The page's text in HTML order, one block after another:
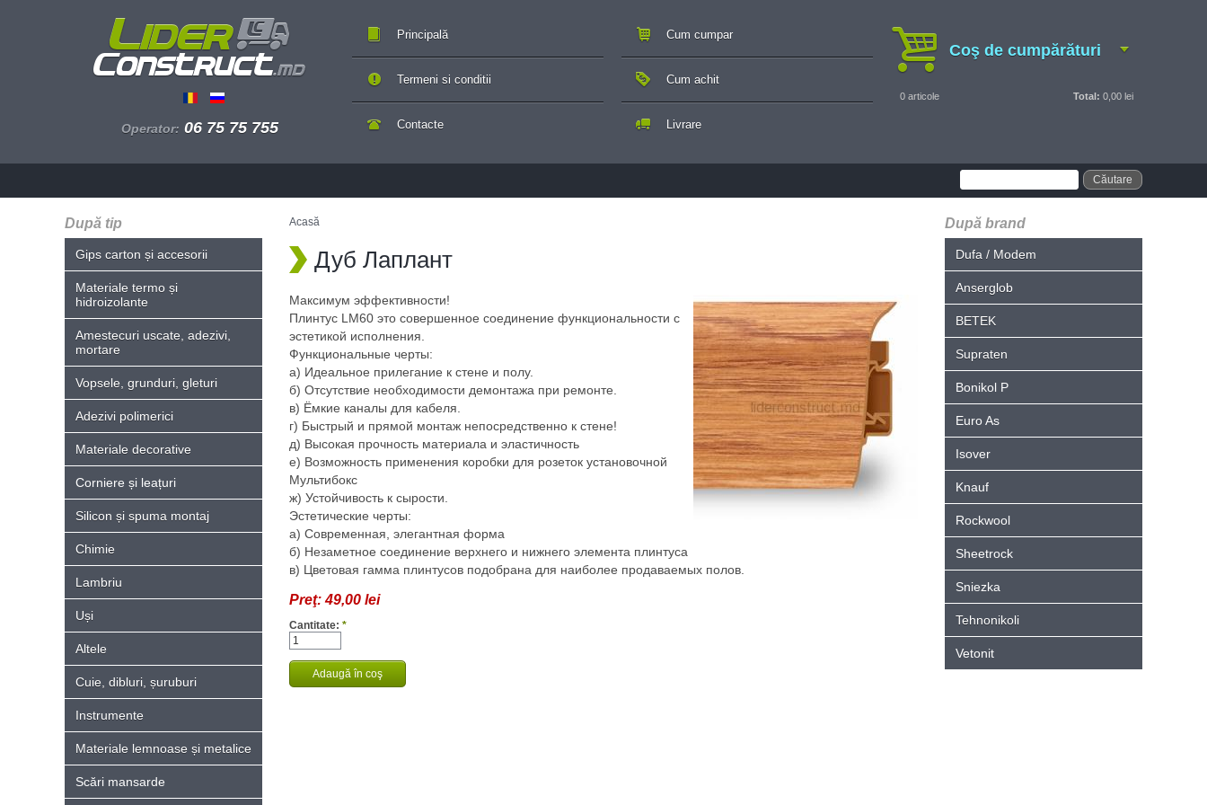
Operator: 06 75 75 755
Principală
Contacte
Cum cumpar
Cum achit
Livrare
Termeni si conditii
Coş de cumpărături
0 articole Total: 0,00 lei
După tip
Gips carton și accesorii
Materiale termo și
hidroizolante
Amestecuri uscate, adezivi,
mortare
Vopsele, grunduri, gleturi
Adezivi polimerici
Materiale decorative
Corniere și leațuri
Silicon și spuma montaj
Chimie
Lambriu
Uși
Altele
Cuie, dibluri, șuruburi
Instrumente
Materiale lemnoase și metalice
Scări mansarde
Acasă
Дуб Лаплант
Максимум эффективности!
Плинтус LM60 это совершенное соединение функциональности с
эстетикой исполнения.
Функциональные черты:
а) Идеальное прилегание к стене и полу.
б) Отсутствие необходимости демонтажа при ремонте.
в) Ёмкие каналы для кабеля.
г) Быстрый и прямой монтаж непосредственно к стене!
д) Высокая прочность материала и эластичность
е) Возможность применения коробки для розеток установочной
Мультибокс
ж) Устойчивость к сырости.
Эстетические черты:
а) Современная, элегантная форма
б) Незаметное соединение верхнего и нижнего элемента плинтуса
в) Цветовая гамма плинтусов подобрана для наиболее продаваемых полов.
Preţ:49,00 lei
Cantitate: *
După brand
Dufa / Modem
Anserglob
BETEK
Supraten
Bonikol P
Euro As
Isover
Knauf
Rockwool
Sheetrock
Sniezka
Tehnonikoli
Vetonit